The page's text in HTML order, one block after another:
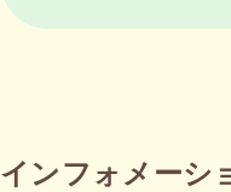
インフォメーシ